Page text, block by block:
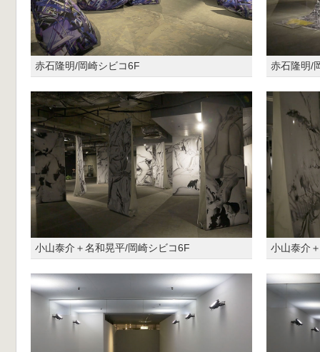
赤石隆明/岡崎シビコ6F 赤石隆明/
小山泰介＋名和晃平/岡崎シビコ6F 小山泰介